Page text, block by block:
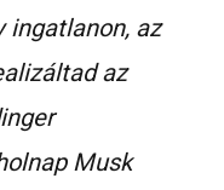
ingatlanon, az
az
Musk